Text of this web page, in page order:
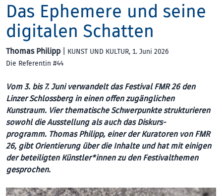
Das Ephemere und seine
digitalen Schatten
Thomas Philipp KUNST UND KULTUR, 1. Juni 2026
Die Referentin #44
Vom 3. bis 7. Juni verwandelt das Festival FMR 26 den
Linzer Schlossberg in einen offen zugänglichen
Kunstraum. Vier thematische Schwerpunkte strukturieren
sowohl die Ausstellung als auch das Diskurs­
programm. Thomas Philipp, einer der Kuratoren von FMR
26, gibt Orientierung über die Inhalte und hat mit einigen
der beteiligten Künstler*innen zu den Festivalthemen
gesprochen.